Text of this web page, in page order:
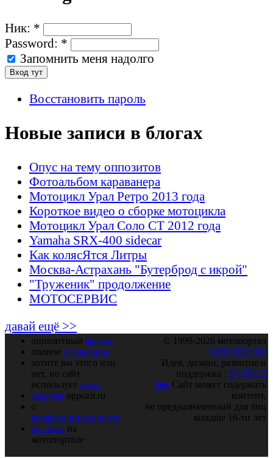
Ник: *
Password: *
Запомнить меня надолго
Восстановить пароль
Новые записи в блогах
Опус на тему оппозитов
Фотоальбом караванера
Мотоцикл Урал Ретро 2013 года
Короткое видео о сборке мотоцикла
Мотоцикл Урал Соло СТ 2012 года
Yamaha SRX-400 sidecar
Как колясЯтся Литры
Москва-Астрахань "Бутерброд с икрой"
"Труженик" продолжение
МОТОСЕРВИС
давай ещё >>
оппозитный форум
полное оглавление
хотите вы этого или
нет, но сайт
использует куки
закрома oppozit.ru
о
конфиденциальности
реклама на
мотопортале
© 1999-2026 мотопортал
OPPOZIT.RU
Идея, дизайн, развитие и
поддержка : SHTRLZ
16+ Сайт может содержать
контент,
не предназначенный для лиц
младше 16-ти лет